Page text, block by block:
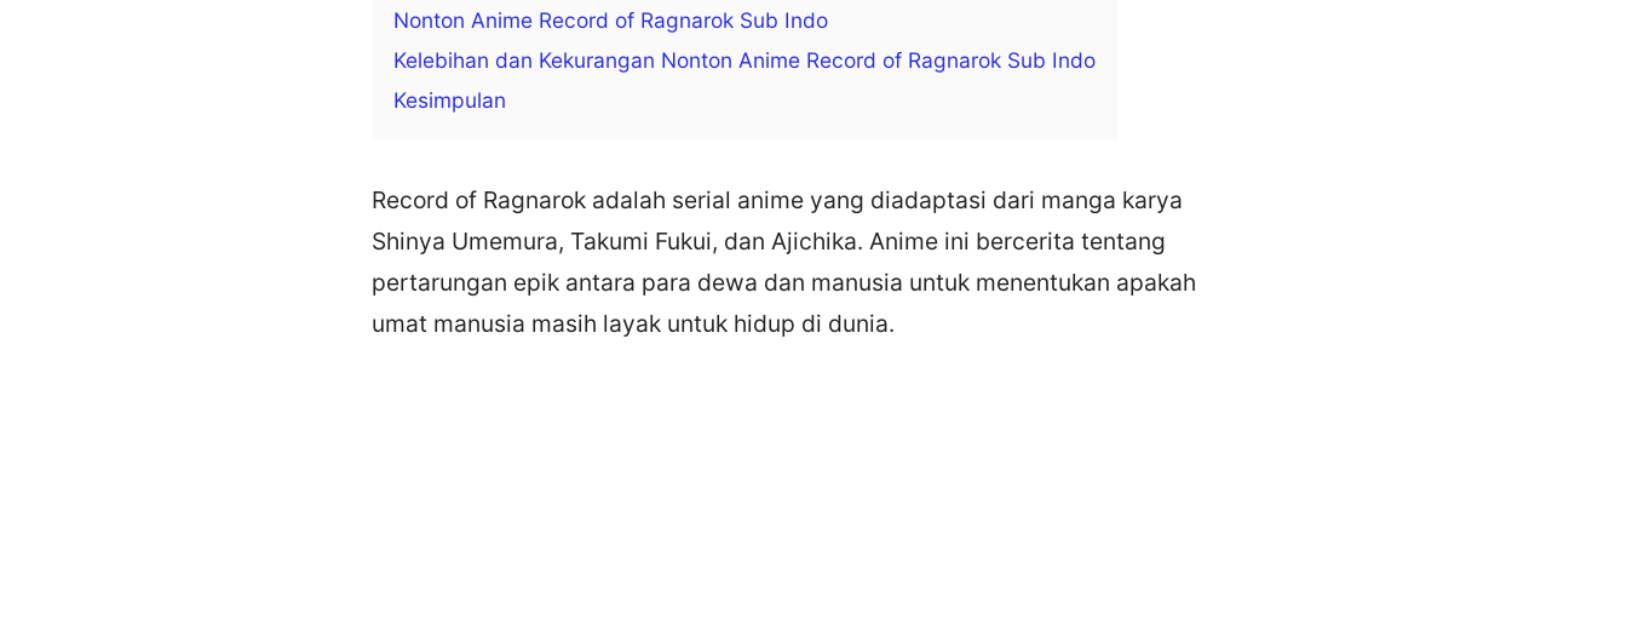
Nonton Anime Record of Ragnarok Sub Indo
Kelebihan dan Kekurangan Nonton Anime Record of Ragnarok Sub Indo
Kesimpulan
Record of Ragnarok adalah serial anime yang diadaptasi dari manga karya
Shinya Umemura, Takumi Fukui, dan Ajichika. Anime ini bercerita tentang
pertarungan epik antara para dewa dan manusia untuk menentukan apakah
umat manusia masih layak untuk hidup di dunia.